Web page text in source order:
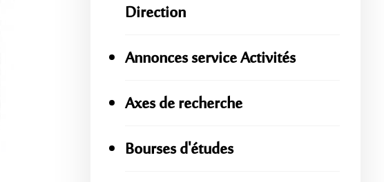
Direction
Annonces service Activités
Axes de recherche
Bourses d'études